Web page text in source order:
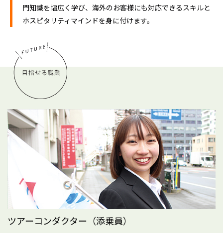
門知識を幅広く学び、海外のお客様にも対応できるスキルと
ホスピタリティマインドを身に付けます。
ツアーコンダクター（添乗員）